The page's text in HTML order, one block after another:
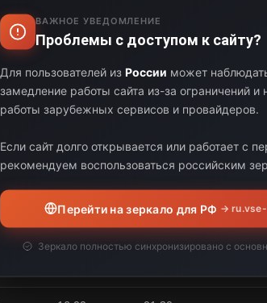
09:00 05:00
09:30 00:30
ВАЖНОЕ УВЕДОМЛЕНИЕ
Проблемы с доступом к сайту?
Для пользователей из России может
замедление работы сайта из-за ограничений и
работы зарубежных сервисов и провайдеров.
Если сайт долго открывается или работает с
рекомендуем воспользоваться российским
Перейти на зеркало для РФ →
Зеркало полностью синхронизировано с